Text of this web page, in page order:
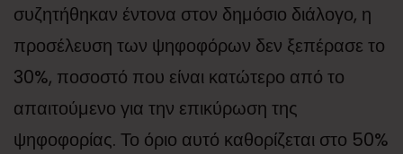
συζητήθηκαν έντονα στον δημόσιο διάλογο, η
προσέλευση των ψηφοφόρων δεν ξεπέρασε το
30%, ποσοστό που είναι κατώτερο από το
απαιτούμενο για την επικύρωση της
ψηφοφορίας. Το όριο αυτό καθορίζεται στο 50%